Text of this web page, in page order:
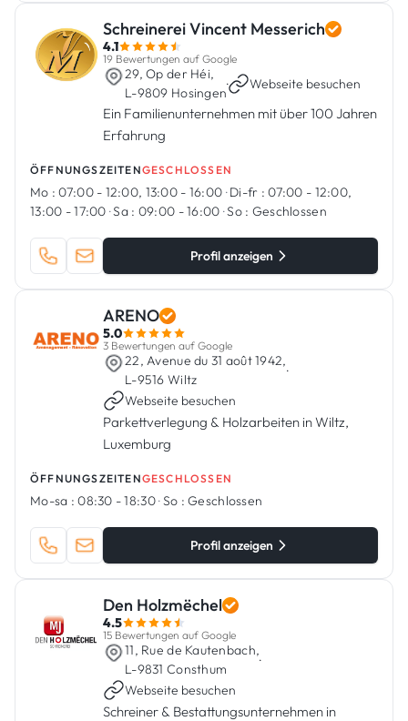
Schreinerei Vincent Messerich
4.1
19 Bewertungen auf Google
29, Op der Héi,
L-9809 Hosingen
· Webseite besuchen
Ein Familienunternehmen mit über 100 Jahren
Erfahrung
ÖFFNUNGSZEITENGESCHLOSSEN
Mo : 07:00 - 12:00, 13:00 - 16:00 ·Di-fr : 07:00 - 12:00,
13:00 - 17:00 ·Sa : 09:00 - 16:00 ·So : Geschlossen
Profil anzeigen
ARENO
5.0
3 Bewertungen auf Google
22, Avenue du 31 août 1942,
L-9516 Wiltz
·
Webseite besuchen
Parkettverlegung & Holzarbeiten in Wiltz,
Luxemburg
ÖFFNUNGSZEITENGESCHLOSSEN
Mo-sa : 08:30 - 18:30·So : Geschlossen
Profil anzeigen
Den Holzmëchel
4.5
15 Bewertungen auf Google
11, Rue de Kautenbach,
L-9831 Consthum
·
Webseite besuchen
Schreiner & Bestattungsunternehmen in